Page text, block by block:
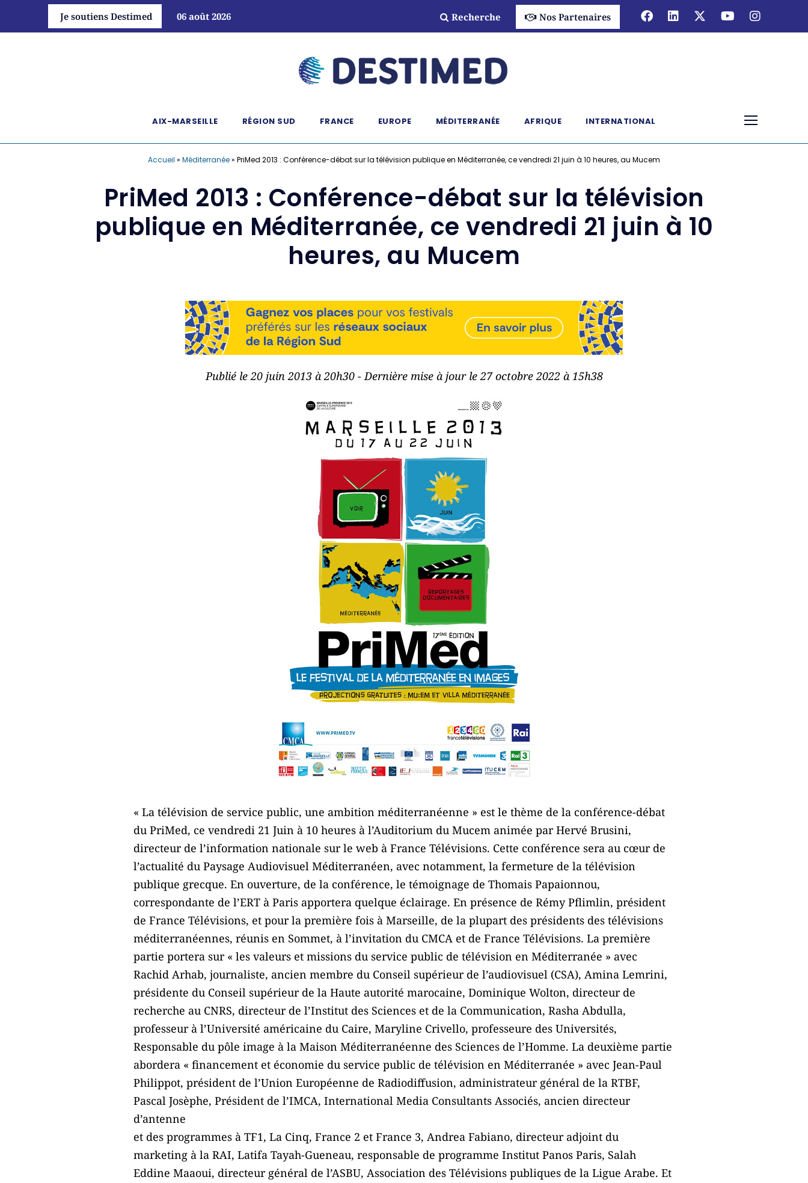
Je soutiens Destimed 06 août 2026 Recherche Nos Partenaires
AIX-MARSEILLE RÉGION SUD FRANCE EUROPE MÉDITERRANÉE AFRIQUE INTERNATIONAL
Accueil » Méditerranée» PriMed 2013 : Conférence-débat sur la télévision publique en Méditerranée, ce vendredi 21 juin à 10 heures, au Mucem
PriMed 2013 : Conférence-débat sur la télévision
publique en Méditerranée, ce vendredi 21 juin à 10
heures, au Mucem
Publié le 20 juin 2013 à 20h30 - Dernière mise à jour le 27 octobre 2022 à 15h38
« La télévision de service public, une ambition méditerranéenne » est le thème de la conférence-débat
du PriMed, ce vendredi 21 Juin à 10 heures à l’Auditorium du Mucem animée par Hervé Brusini,
directeur de l’information nationale sur le web à France Télévisions. Cette conférence sera au cœur de
l’actualité du Paysage Audiovisuel Méditerranéen, avec notamment, la fermeture de la télévision
publique grecque. En ouverture, de la conférence, le témoignage de Thomais Papaionnou,
correspondante de l’ERT à Paris apportera quelque éclairage. En présence de Rémy Pflimlin, président
de France Télévisions, et pour la première fois à Marseille, de la plupart des présidents des télévisions
méditerranéennes, réunis en Sommet, à l’invitation du CMCA et de France Télévisions. La première
partie portera sur « les valeurs et missions du service public de télévision en Méditerranée » avec
Rachid Arhab, journaliste, ancien membre du Conseil supérieur de l’audiovisuel (CSA), Amina Lemrini,
présidente du Conseil supérieur de la Haute autorité marocaine, Dominique Wolton, directeur de
recherche au CNRS, directeur de l’Institut des Sciences et de la Communication, Rasha Abdulla,
professeur à l’Université américaine du Caire, Maryline Crivello, professeure des Universités,
Responsable du pôle image à la Maison Méditerranéenne des Sciences de l’Homme. La deuxième partie
abordera « financement et économie du service public de télévision en Méditerranée » avec Jean-Paul
Philippot, président de l’Union Européenne de Radiodiffusion, administrateur général de la RTBF,
Pascal Josèphe, Président de l’IMCA, International Media Consultants Associés, ancien directeur
d’antenne
et des programmes à TF1, La Cinq, France 2 et France 3, Andrea Fabiano, directeur adjoint du
marketing à la RAI, Latifa Tayah-Gueneau, responsable de programme Institut Panos Paris, Salah
Eddine Maaoui, directeur général de l’ASBU, Association des Télévisions publiques de la Ligue Arabe. Et